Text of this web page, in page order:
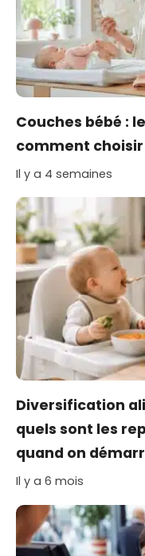
Couches bébé :
comment
Il y a 4 semaines
Diversification
quels sont les
quand on
Il y a 6 mois